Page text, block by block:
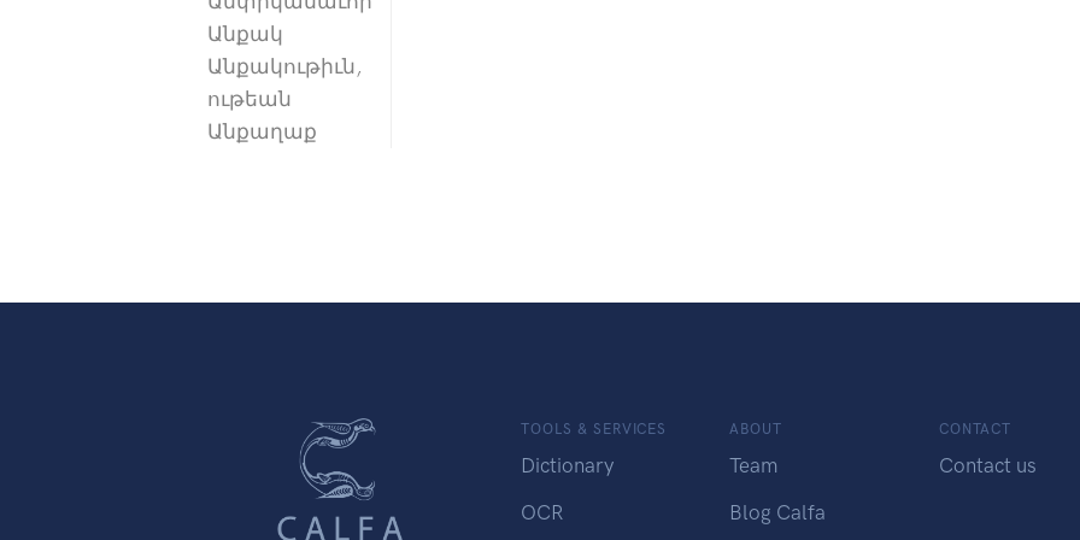
Անքակ
Անքակութիւն,
ութեան
Անքաղաք
TOOLS & SERVICES
Dictionary
OCR
ABOUT
Team
Blog Calfa
CONTACT
Contact us